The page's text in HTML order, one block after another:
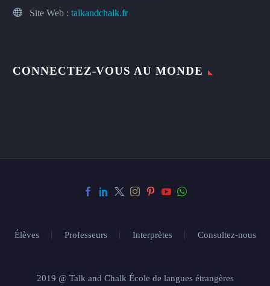
Site Web : talkandchalk.fr
CONNECTEZ-VOUS AU MONDE
Élèves Professeurs Interprètes Consultez-nous
2019 @ Talk and Chalk École de langues étrangères